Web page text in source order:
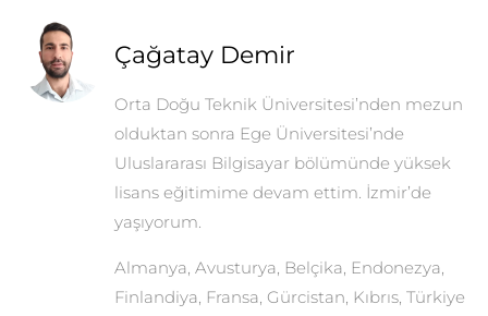
Çağatay Demir
Orta Doğu Teknik Üniversitesi’nden mezun
olduktan sonra Ege Üniversitesi’nde
Uluslararası Bilgisayar bölümünde yüksek
lisans eğitimime devam ettim. İzmir’de
yaşıyorum.
Almanya, Avusturya, Belçika, Endonezya,
Finlandiya, Fransa, Gürcistan, Kıbrıs, Türkiye